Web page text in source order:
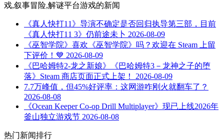
戏,叙事冒险,解谜平台游戏的新闻
《真人快打11》导演不确定是否回归执导第三部，目前
《真人快打11 3》仍前途未卜 2026-08-09
《巫智学院》喜欢《巫智学院》吗？欢迎在 Steam 上留
下评价！💙 2026-08-09
《巴哈姆特2-龙之新娘》《巴哈姆特3－龙神之子的堕
落》Steam 商店页面正式上架！
2026-08-09
7.7万峰值，但45%好评率：这网游咋刚火就翻车了？
2026-08-08
《Ocean Keeper Co-op Drill Multiplayer》现已上线2026年
釜山独立游戏节 2026-08-08
热门新闻排行